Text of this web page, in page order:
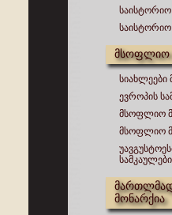
საისტორიო
მსოფლიო
სიახლეები
ევროპის
მსოფლიო
მსოფლიო
სამკაულები
მონარქია